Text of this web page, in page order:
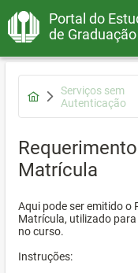
Portal do
de Graduação
Serviços sem
Autenticação
Matrícula
Aqui pode ser emitido o
Matrícula, utilizado
no curso.
Instruções: